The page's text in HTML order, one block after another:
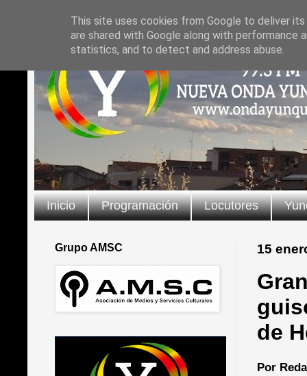
Inicio Programación Locutores
15
de
Por
Grupo AMSC
This site uses cookies from Google to deliver
are shared with Google along with
statistics, and to detect and address abuse.